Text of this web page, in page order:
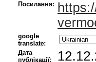
Посилання:
google
translate:
Дата
публікації: